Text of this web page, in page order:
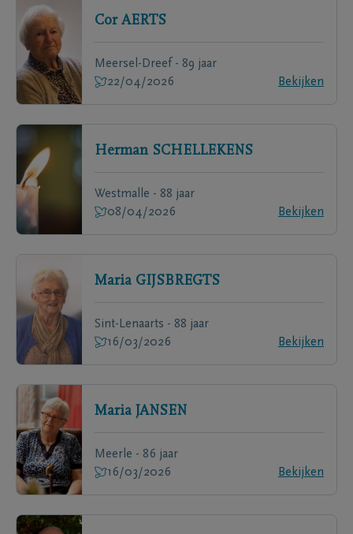
Cor AERTS
Meersel-Dreef - 89 jaar
22/04/2026
Bekijken
Herman SCHELLEKENS
Westmalle - 88 jaar
08/04/2026
Bekijken
Maria GIJSBREGTS
Sint-Lenaarts - 88 jaar
16/03/2026
Bekijken
Maria JANSEN
Meerle - 86 jaar
16/03/2026
Bekijken